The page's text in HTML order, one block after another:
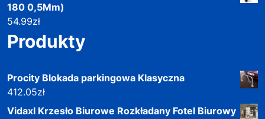
180 0,5Mm)
54.99zł
Produkty
Procity Blokada parkingowa Klasyczna
412.05zł
Vidaxl Krzesło Biurowe Rozkładany Fotel Biurowy